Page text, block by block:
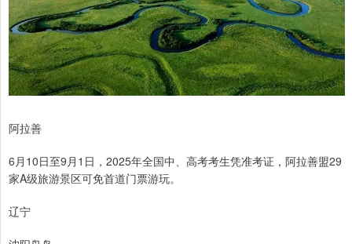
阿拉善
6月10日至9月1日，2025年全国中、高考考生凭准考证，阿拉善盟29
家A级旅游景区可免首道门票游玩。
辽宁